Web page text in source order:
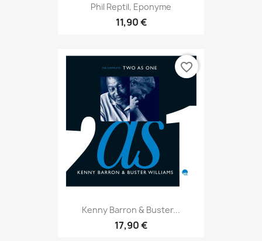
Phil Reptil, Eponyme
11,90 €
Kenny Barron & Buster...
17,90 €
favorite_border